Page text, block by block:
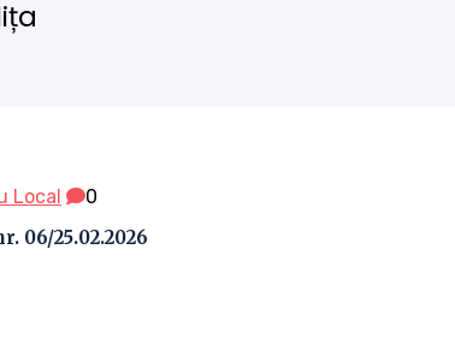
Local
0
06/25.02.2026